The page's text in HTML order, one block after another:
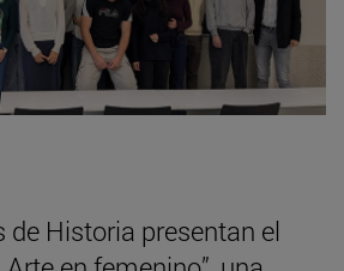
de Historia presentan el